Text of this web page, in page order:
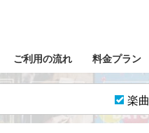
ご利用の流れ 料金プラン
楽曲